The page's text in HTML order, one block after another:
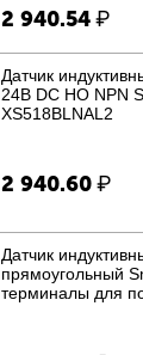
2 940.54₽
Датчик
24В DC НО NPN
XS518BLNAL2
2 940.60₽
Датчик
прямоугольный
терминалы для